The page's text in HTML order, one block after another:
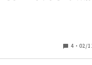
4 ・ 02/